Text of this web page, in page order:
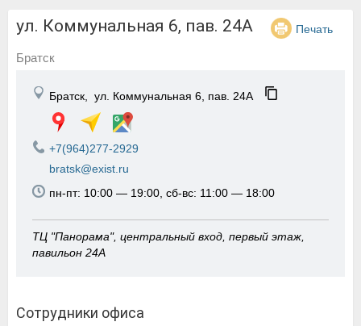
ул. Коммунальная 6, пав. 24А Печать
Братск
Братск, ул. Коммунальная 6, пав. 24А
+7(964)277-2929
bratsk@exist.ru
пн-пт: 10:00 — 19:00, сб-вс: 11:00 — 18:00
ТЦ "Панорама", центральный вход, первый этаж,
павильон 24А
Сотрудники офиса